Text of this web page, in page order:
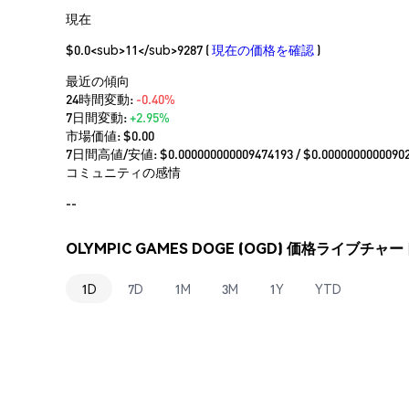
現在
$0.0<sub>11</sub>9287 (現在の価格を確認 )
最近の傾向
24時間変動: -0.40%
7日間変動:+2.95%
市場価値:$0.00
7日間高値/安値: $0.000000000009474193 / $
コミュニティの感情
--
OLYMPIC GAMES DOGE (OGD) 価格ライブチャー
1D 7D 1M 3M 1Y YTD